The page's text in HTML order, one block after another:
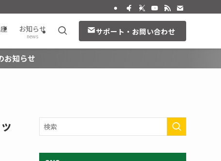
お知らせ
news サポート・お問い合わせ
お知らせ